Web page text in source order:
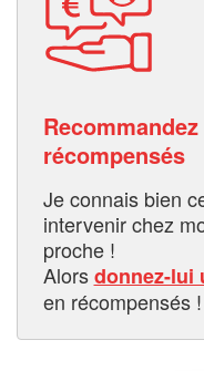
récompensés
Je connais bien
intervenir chez
proche !
Alorsdonnez-lui
en récompensés !